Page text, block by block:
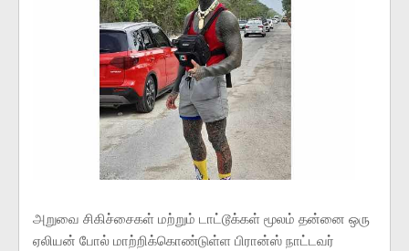
அறுவை சிகிச்சைகள் மற்றும் டாட்டூக்கள் மூலம் தன்னை ஒரு
ஏலியன் போல் மாற்றிக்கொண்டுள்ள பிரான்ஸ் நாட்டவர்